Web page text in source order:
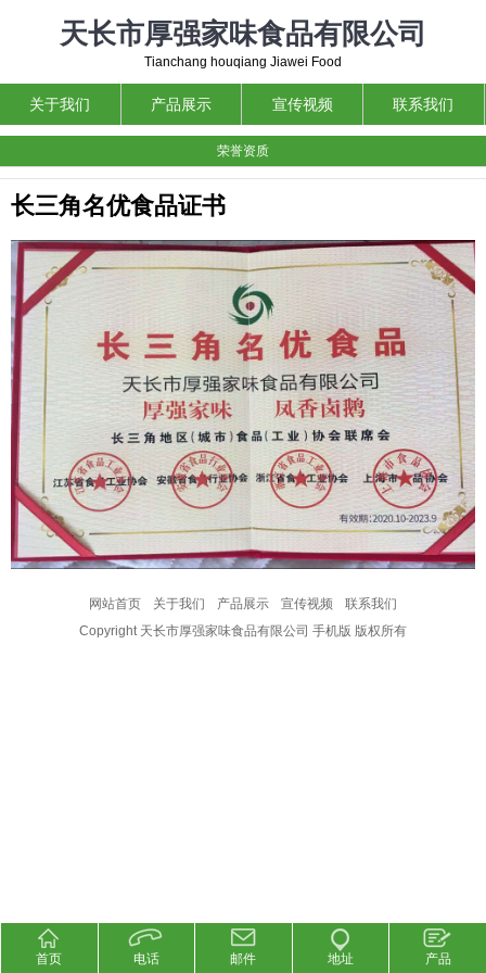
天长市厚强家味食品有限公司
Tianchang houqiang Jiawei Food
关于我们 产品展示 宣传视频 联系我们
荣誉资质
长三角名优食品证书
网站首页 关于我们 产品展示 宣传视频
联系我们
Copyright 天长市厚强家味食品有限公司 手机版 版权所有
首页 电话 邮件 地址 产品